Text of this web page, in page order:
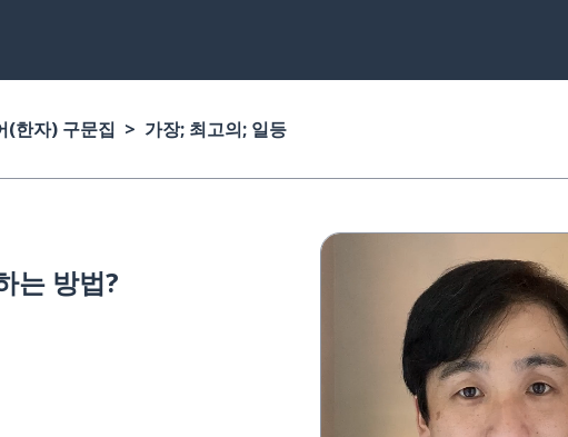
(한자) 구문집 가장; 최고의; 일등
는 방법?